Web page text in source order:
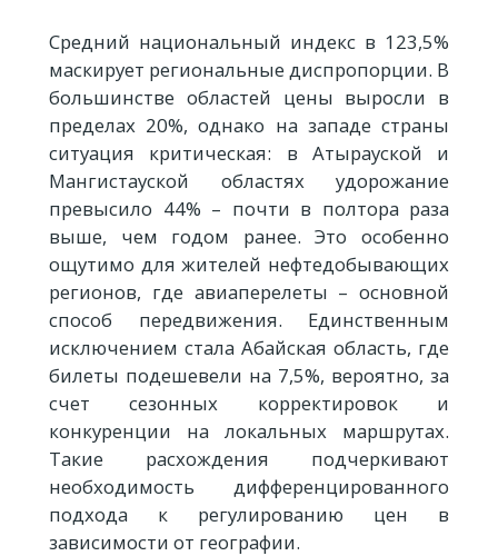
Средний национальный индекс в 123,5%
маскирует региональные диспропорции. В
большинстве областей цены выросли в
пределах 20%, однако на западе страны
ситуация критическая: в Атырауской и
Мангистауской областях удорожание
превысило 44% – почти в полтора раза
выше, чем годом ранее. Это особенно
ощутимо для жителей нефтедобывающих
регионов, где авиаперелеты – основной
способ передвижения. Единственным
исключением стала Абайская область, где
билеты подешевели на 7,5%, вероятно, за
счет сезонных корректировок и
конкуренции на локальных маршрутах.
Такие расхождения подчеркивают
необходимость дифференцированного
подхода к регулированию цен в
зависимости от географии.